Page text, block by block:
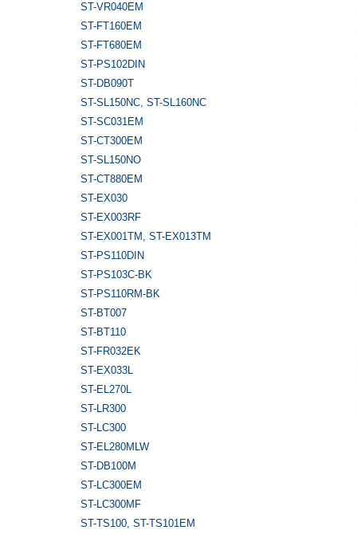
ST-VR040EM
ST-FT160EM
ST-FT680EM
ST-PS102DIN
ST-DB090T
ST-SL150NC, ST-SL160NC
ST-SC031EM
ST-CT300EM
ST-SL150NO
ST-CT880EM
ST-EX030
ST-EX003RF
ST-EX001TM, ST-EX013TM
ST-PS110DIN
ST-PS103C-BK
ST-PS110RM-BK
ST-BT007
ST-BT110
ST-FR032EK
ST-EX033L
ST-EL270L
ST-LR300
ST-LC300
ST-EL280MLW
ST-DB100M
ST-LC300EM
ST-LC300MF
ST-TS100, ST-TS101EM